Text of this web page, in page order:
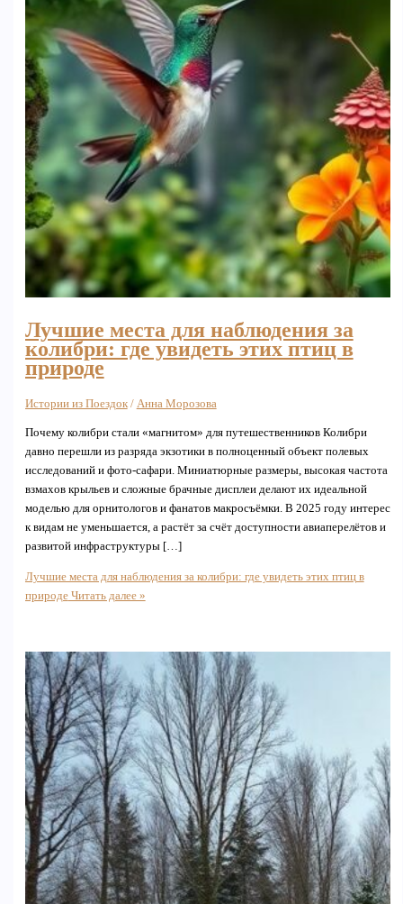
Лучшие места для наблюдения за
колибри: где увидеть этих птиц в
природе
Истории из Поездок/ Анна Морозова
Почему колибри стали «магнитом» для путешественников Колибри
давно перешли из разряда экзотики в полноценный объект полевых
исследований и фото-сафари. Миниатюрные размеры, высокая частота
взмахов крыльев и сложные брачные дисплеи делают их идеальной
моделью для орнитологов и фанатов макросъёмки. В 2025 году интерес
к видам не уменьшается, а растёт за счёт доступности авиаперелётов и
развитой инфраструктуры […]
Лучшие места для наблюдения за колибри: где увидеть этих птиц в
природеЧитать далее »